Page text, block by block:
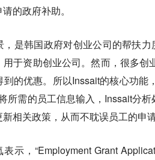
的政府补助。
，是韩国政府对创业公司的帮扶
用于资助创业公司。然而，很多
的优惠。所以Inssait的核心功
所需的员工信息输入，Inssait分
相关政策，从而不耽误员工的申
示，“Employment Grant